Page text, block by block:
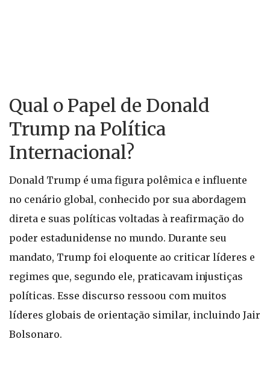
Qual o Papel de Donald
Trump na Política
Internacional?
Donald Trump é uma figura polêmica e influente
no cenário global, conhecido por sua abordagem
direta e suas políticas voltadas à reafirmação do
poder estadunidense no mundo. Durante seu
mandato, Trump foi eloquente ao criticar líderes e
regimes que, segundo ele, praticavam injustiças
políticas. Esse discurso ressoou com muitos
líderes globais de orientação similar, incluindo Jair
Bolsonaro.